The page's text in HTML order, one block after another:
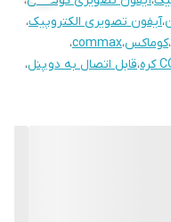
با کیفیت
،آیفون تصویری الکتروپیک،
،کوماکس،commax،
،قابل اتصال به دو پنل،